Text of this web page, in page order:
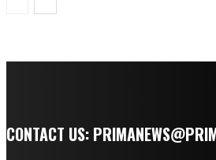
CONTACT US: